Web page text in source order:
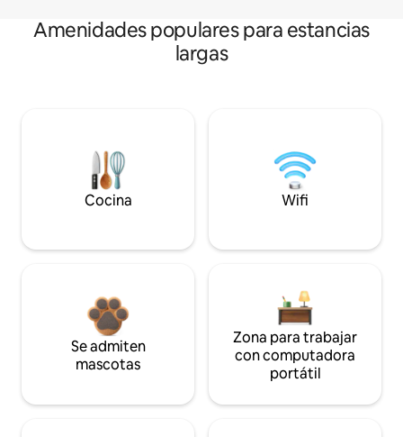
Amenidades populares para estancias
largas
Cocina Wifi
Se admiten
mascotas
Zona para trabajar
con computadora
portátil